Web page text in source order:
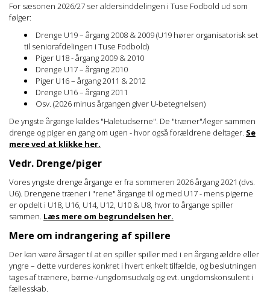
For sæsonen 2026/27 ser aldersinddelingen i Tuse Fodbold ud som
følger:
Drenge U19 – årgang 2008 & 2009 (U19 hører organisatorisk set
til seniorafdelingen i Tuse Fodbold)
Piger U18 - årgang 2009 & 2010
Drenge U17 – årgang 2010
Piger U16 – årgang 2011 & 2012
Drenge U16 – årgang 2011
Osv. (2026 minus årgangen giver U-betegnelsen)
De yngste årgange kaldes "Haletudserne". De "træner"/leger sammen
drenge og piger en gang om ugen - hvor også forældrene deltager. Se
mere ved at klikke her.
Vedr. Drenge/piger
Vores yngste drenge årgange er fra sommeren 2026 årgang 2021 (dvs.
U6). Drengene træner i "rene" årgange til og med U17 - mens pigerne
er opdelt i U18, U16, U14, U12, U10 & U8, hvor to årgange spiller
sammen. Læs mere om begrundelsen her.
Mere om indrangering af spillere
Der kan være årsager til at en spiller spiller med i en årgang ældre eller
yngre – dette vurderes konkret i hvert enkelt tilfælde, og beslutningen
tages af trænere, børne-/ungdomsudvalg og evt. ungdomskonsulent i
fællesskab.